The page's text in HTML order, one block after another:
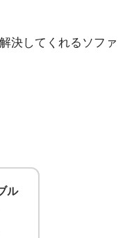
決してくれるソファ
ル